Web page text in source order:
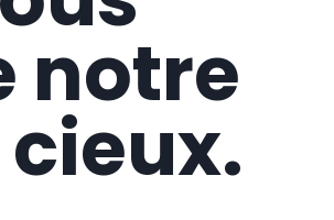
notre